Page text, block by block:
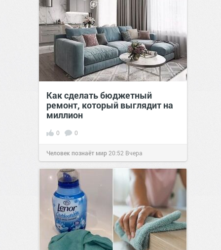
Как сделать бюджетный
ремонт, который выглядит на
миллион
0 0
Человек познаёт мир 20:52 Вчера